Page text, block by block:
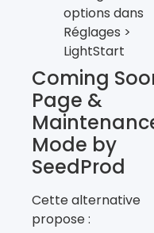
options dans
Réglages >
LightStart
Coming
Page &
Mode by
SeedProd
Cette alternative
propose :